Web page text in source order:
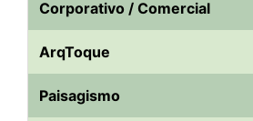
Corporativo / Comercial
ArqToque
Paisagismo